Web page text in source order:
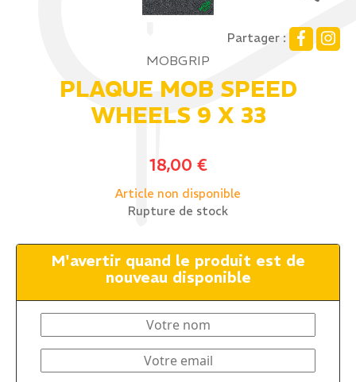
Partager :
MOBGRIP
PLAQUE MOB SPEED
WHEELS 9 X 33
18,00 €
Article non disponible
Rupture de stock
M'avertir quand le produit est de
nouveau disponible